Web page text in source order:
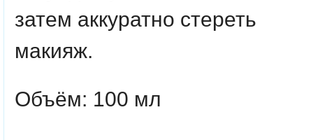
затем аккуратно стереть
макияж.
Объём: 100 мл